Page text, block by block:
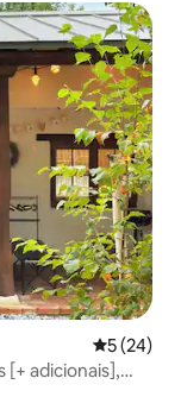
5 de uma
5 (24)
[+ adicionais],